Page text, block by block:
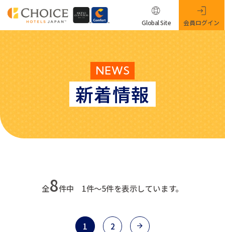
NEWS
新着情報
Global Site 会員ログイン
全8件中 1件～5件を表示しています。
1 2